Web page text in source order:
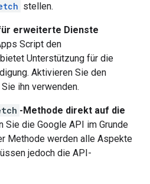
stellen.
erweiterte Dienste
Script den
Unterstützung für die
Aktivieren Sie den
ihn verwenden.
-Methode direkt auf die
Sie die Google API im Grunde
Methode werden alle Aspekte
jedoch die API-